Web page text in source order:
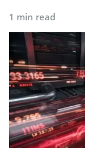
1 min read